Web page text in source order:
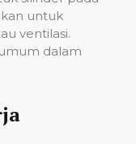
untuk
ventilasi.
dalam